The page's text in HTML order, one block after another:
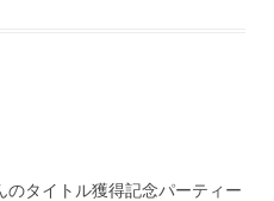
タイトル獲得記念パーティー